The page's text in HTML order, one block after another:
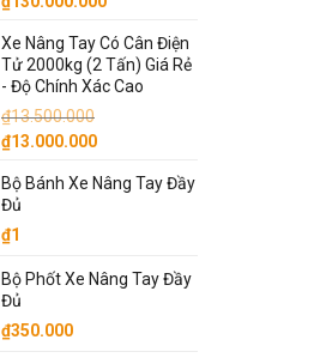
là:
₫140.000.000.
tại
là:
₫130.000.000.
Xe Nâng Tay Có Cân Điện
Tử 2000kg (2 Tấn) Giá Rẻ
- Độ Chính Xác Cao
₫13.500.000
Giá
là:
₫13.500.000.
₫13.000.000Giá
tại
Bộ Bánh Xe Nâng Tay Đầy
Đủ
₫1
Bộ Phốt Xe Nâng Tay Đầy
Đủ
₫350.000